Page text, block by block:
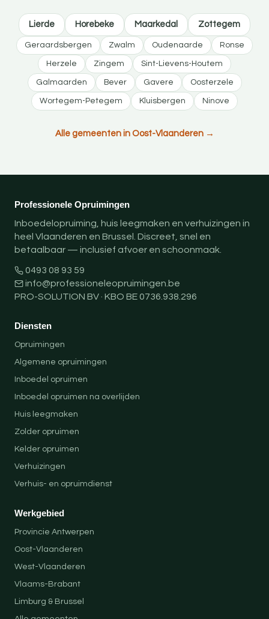
Lierde Horebeke Maarkedal Zottegem
Geraardsbergen Zwalm Oudenaarde Ronse
Herzele Zingem Sint-Lievens-Houtem
Galmaarden Bever Gavere Oosterzele
Wortegem-Petegem Kluisbergen Ninove
Alle gemeenten in Oost-Vlaanderen →
Professionele Opruimingen
Inboedelopruiming, huis leegmaken en verhuizingen in
heel Vlaanderen en Brussel. Discreet, snel en
betaalbaar — inclusief afvoer en schoonmaak.
0493 08 93 59
info@professioneleopruimingen.be
PRO-SOLUTION BV · KBO BE 0736.938.296
Diensten
Opruimingen
Algemene opruimingen
Inboedel opruimen
Inboedel opruimen na overlijden
Huis leegmaken
Zolder opruimen
Kelder opruimen
Verhuizingen
Verhuis- en opruimdienst
Werkgebied
Provincie Antwerpen
Oost-Vlaanderen
West-Vlaanderen
Vlaams-Brabant
Limburg & Brussel